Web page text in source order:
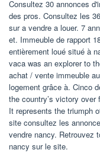
Consultez 30 annonces
des pros. Consultez les
sur a vendre a louer. 7
et. Immeuble de rapport
entièrement loué situé à
vaca was an explorer to
achat / vente immeuble
logement grâce à. Cinco
the country’s victory
It represents the triumph
site consultez les
vendre nancy. Retrouvez
nancy sur le site.